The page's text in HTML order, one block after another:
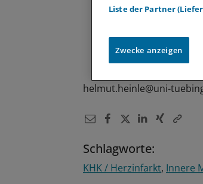
helmut.heinle@uni-
Schlagworte:
KHK / Herzinfarkt Innere
Liste der Partner
Zwecke anzeigen